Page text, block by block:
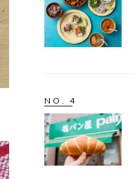
NO. 4